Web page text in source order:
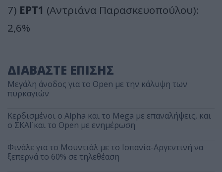
7) ΕΡΤ1 (Αντριάνα Παρασκευοπούλου):
2,6%
ΔΙΑΒΑΣΤΕ ΕΠΙΣΗΣ
Μεγάλη άνοδος για το Open με την κάλυψη των
πυρκαγιών
Κερδισμένοι ο Alpha και το Mega με επαναλήψεις, και
ο ΣΚΑΪ και το Open με ενημέρωση
Φινάλε για το Μουντιάλ με το Ισπανία-Αργεντινή να
ξεπερνά το 60% σε τηλεθέαση